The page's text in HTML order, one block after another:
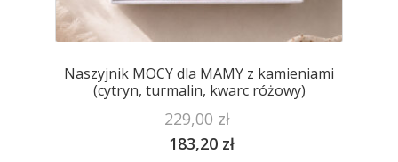
Naszyjnik MOCY dla MAMY z kamieniami
(cytryn, turmalin, kwarc różowy)
229,00zł
183,20 zł